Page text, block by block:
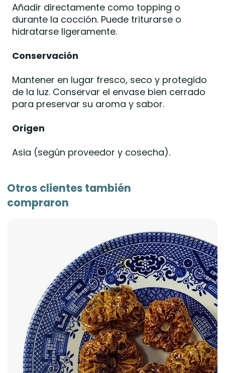
Añadir directamente como topping o
durante la cocción. Puede triturarse o
hidratarse ligeramente.
Conservación
Mantener en lugar fresco, seco y protegido
de la luz. Conservar el envase bien cerrado
para preservar su aroma y sabor.
Origen
Asia (según proveedor y cosecha).
Otros clientes también
compraron